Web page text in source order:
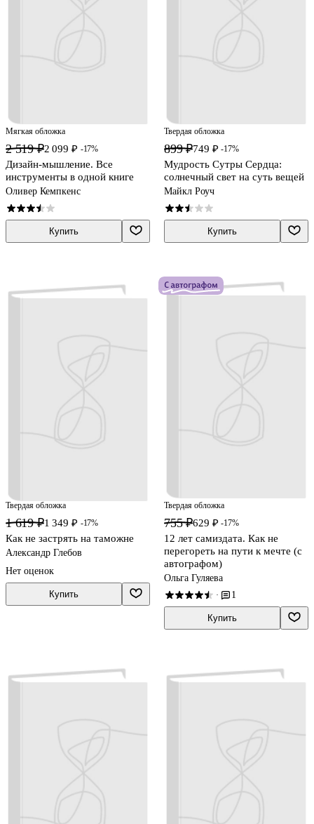
Мягкая обложка
2 519 ₽2 099 ₽ -17%
Дизайн-мышление. Все
инструменты в одной книге
Оливер Кемпкенс
Купить
Твердая обложка
899 ₽749 ₽ -17%
Мудрость Сутры Сердца:
солнечный свет на суть вещей
Майкл Роуч
Купить
Твердая обложка
1 619 ₽1 349 ₽ -17%
Как не застрять на таможне
Александр Глебов
Нет оценок
Купить
Твердая обложка
755 ₽629 ₽ -17%
12 лет самиздата. Как не
перегореть на пути к мечте (с
автографом)
Ольга Гуляева
· 1
Купить